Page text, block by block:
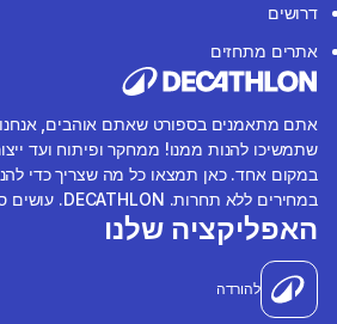
דרושים
אתרים מתחזים
אתם מתאמנים בספורט שאתם אוהבים, אנחנו
שתמשיכו להנות ממנו! ממחקר ופיתוח ועד
במקום אחד. כאן תמצאו כל מה שצריך כדי
במחירים ללא תחרות. DECATHLON. עושים ספורט יחד!
האפליקציה שלנו
להורדה